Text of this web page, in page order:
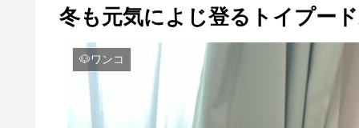
冬も元気によじ登るトイプー
🐶ワンコ